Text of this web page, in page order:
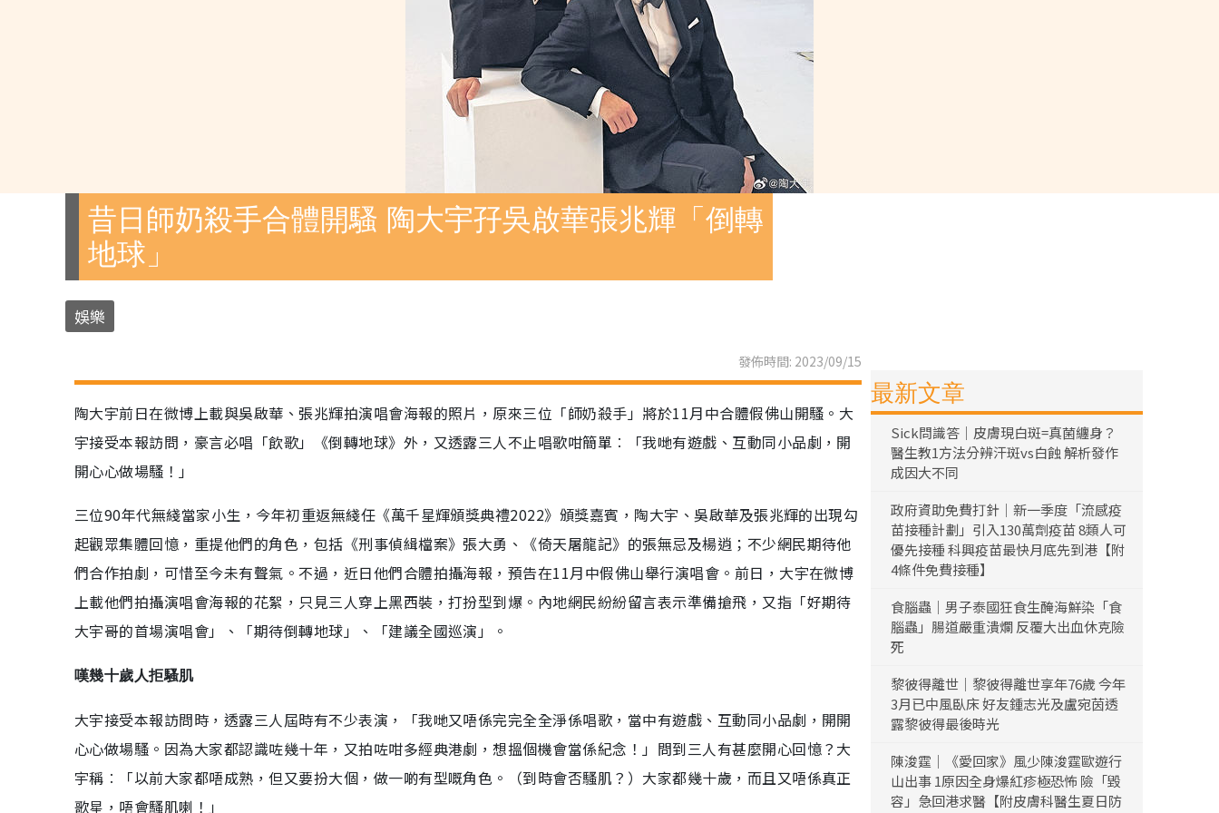
昔日師奶殺手合體開騷 陶大宇孖吳啟華張兆輝「倒轉
地球」
娛樂
發佈時間: 2023/09/15
陶大宇前日在微博上載與吳啟華、張兆輝拍演唱會海報的照片，原來三位「師奶殺手」將於11月中合體假佛山開騷。大
宇接受本報訪問，豪言必唱「飲歌」《倒轉地球》外，又透露三人不止唱歌咁簡單︰「我哋有遊戲、互動同小品劇，開
開心心做場騷！」
三位90年代無綫當家小生，今年初重返無綫任《萬千星輝頒獎典禮2022》頒獎嘉賓，陶大宇、吳啟華及張兆輝的出現勾
起觀眾集體回憶，重提他們的角色，包括《刑事偵緝檔案》張大勇、《倚天屠龍記》的張無忌及楊逍；不少網民期待他
們合作拍劇，可惜至今未有聲氣。不過，近日他們合體拍攝海報，預告在11月中假佛山舉行演唱會。前日，大宇在微博
上載他們拍攝演唱會海報的花絮，只見三人穿上黑西裝，打扮型到爆。內地網民紛紛留言表示準備搶飛，又指「好期待
大宇哥的首場演唱會」、「期待倒轉地球」、「建議全國巡演」。
嘆幾十歲人拒騷肌
大宇接受本報訪問時，透露三人屆時有不少表演，「我哋又唔係完完全全淨係唱歌，當中有遊戲、互動同小品劇，開開
心心做場騷。因為大家都認識咗幾十年，又拍咗咁多經典港劇，想搵個機會當係紀念！」問到三人有甚麼開心回憶？大
宇稱︰「以前大家都唔成熟，但又要扮大個，做一啲有型嘅角色。（到時會否騷肌？）大家都幾十歲，而且又唔係真正
歌星，唔會騷肌喇！」
最新文章
Sick問識答｜皮膚現白斑=真菌纏身？
醫生教1方法分辨汗斑vs白蝕 解析發作
成因大不同
政府資助免費打針｜新一季度「流感疫
苗接種計劃」引入130萬劑疫苗 8類人可
優先接種 科興疫苗最快月底先到港【附
4條件免費接種】
食腦蟲｜男子泰國狂食生醃海鮮染「食
腦蟲」腸道嚴重潰爛 反覆大出血休克險
死
黎彼得離世｜黎彼得離世享年76歲 今年
3月已中風臥床 好友鍾志光及盧宛茵透
露黎彼得最後時光
陳浚霆｜《愛回家》風少陳浚霆歐遊行
山出事 1原因全身爆紅疹極恐怖 險「毀
容」急回港求醫【附皮膚科醫生夏日防